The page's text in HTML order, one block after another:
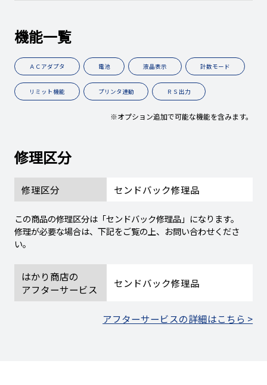
機能一覧
ＡＣアダプタ 電池 液晶表示 計数モード
リミット機能 プリンタ連動 ＲＳ出力
※オプション追加で可能な機能を含みます。
修理区分
修理区分 センドバック修理品
この商品の修理区分は「センドバック修理品」になります。
修理が必要な場合は、下記をご覧の上、お問い合わせくださ
い。
はかり商店の
アフターサービス
センドバック修理品
アフターサービスの詳細はこちら >